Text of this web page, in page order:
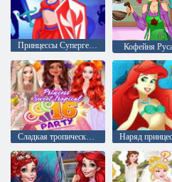
Принцессы Супергерои Кофейня
Сладкая тропическая шестнадцатилетняя вечеринка Mia